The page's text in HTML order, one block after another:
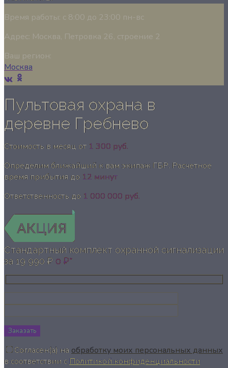
Время работы: с 8:00 до 23:00 пн-вс
Адрес: Москва, Петровка 26, строение 2
Ваш регион:
Москва
Пультовая охрана в
деревне Гребнево
Стоимость в месяц от 1 300 руб.
Определим ближайший к вам экипаж ГБР. Расчетное
время прибытия до 12 минут
Ответственность до 1 000 000 руб.
Стандартный комплект охранной сигнализации
за 19 990 ₽ 0 ₽*
Заказать
Согласен(а) на обработку моих персональных данных
в соответствии с Политикой конфиденциальности